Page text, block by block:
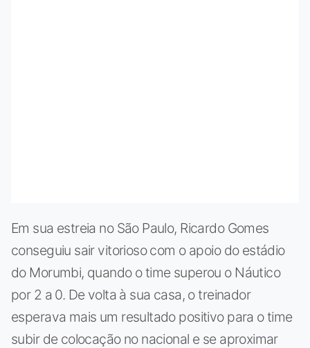
Em sua estreia no São Paulo, Ricardo Gomes
conseguiu sair vitorioso com o apoio do estádio
do Morumbi, quando o time superou o Náutico
por 2 a 0. De volta à sua casa, o treinador
esperava mais um resultado positivo para o time
subir de colocação no nacional e se aproximar